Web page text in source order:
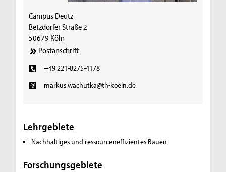
Campus Deutz
Betzdorfer Straße 2
50679 Köln
Postanschrift
+49 221-8275-4178
markus.wachutka@th-koeln.de
Lehrgebiete
Nachhaltiges und ressourceneffizientes Bauen
Forschungsgebiete